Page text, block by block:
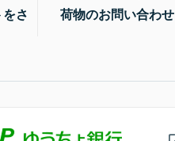
さ
荷物のお問い合わせ